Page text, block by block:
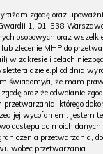
zgodę oraz
1, 01-538
osobowych oraz
lub zlecenie MHP do
w zakresie i celach
dzieje.pl od dnia
świadomy/a, że mam
oraz że odwołanie
przetwarzania, którego
jej wycofaniem. Jestem
dostępu do moich
przetwarzania,
wobec przetwarzania.